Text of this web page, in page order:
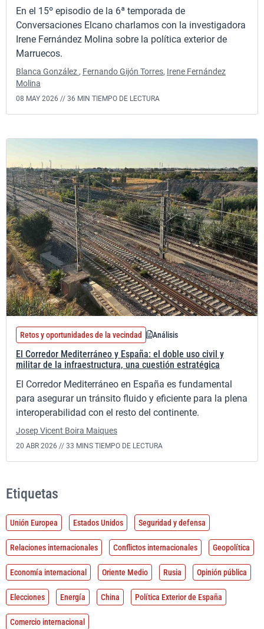
En el 15º episodio de la 6ª temporada de
Conversaciones Elcano charlamos con la investigadora
Irene Fernández Molina sobre la política exterior de
Marruecos.
Blanca González , Fernando Gijón Torres, Irene Fernández
Molina
08 MAY 2026 // 36 MIN TIEMPO DE LECTURA
Retos y oportunidades de la vecindad Análisis
El Corredor Mediterráneo y España: el doble uso civil y
militar de la infraestructura, una cuestión estratégica
El Corredor Mediterráneo en España es fundamental
para asegurar un tránsito fluido y eficiente para la plena
interoperabilidad con el resto del continente.
Josep Vicent Boira Maiques
20 ABR 2026 // 33 MINS TIEMPO DE LECTURA
Etiquetas
Unión Europea Estados Unidos Seguridad y defensa
Relaciones internacionales Conflictos internacionales Geopolítica
Economía internacional Oriente Medio Rusia Opinión pública
Elecciones Energía China Política Exterior de España
Comercio internacional